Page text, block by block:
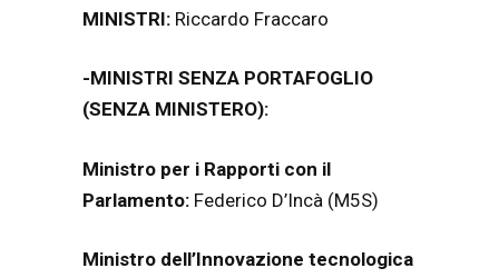
MINISTRI: Riccardo Fraccaro
-MINISTRI SENZA PORTAFOGLIO
(SENZA MINISTERO):
Ministro per i Rapporti con il
Parlamento: Federico D’Incà (M5S)
Ministro dell’Innovazione tecnologica